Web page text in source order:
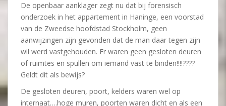
De openbaar aanklager zegt nu dat bij forensisch
onderzoek in het appartement in Haninge, een voorstad
van de Zweedse hoofdstad Stockholm, geen
aanwijzingen zijn gevonden dat de man daar tegen zijn
wil werd vastgehouden. Er waren geen gesloten deuren
of ruimtes en spullen om iemand vast te binden!!!!????
Geldt dit als bewijs?
De gesloten deuren, poort, kelders waren wel op
internaat….hoge muren, poorten waren dicht en als een